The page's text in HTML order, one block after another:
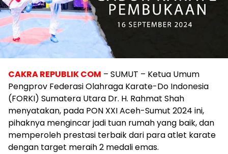
CAKRA REPUBLIK COM – SUMUT – Ketua Umum
Pengprov Federasi Olahraga Karate-Do Indonesia
(FORKI) Sumatera Utara Dr. H. Rahmat Shah
menyatakan, pada PON XXI Aceh-Sumut 2024 ini,
pihaknya mengincar jadi tuan rumah yang baik, dan
memperoleh prestasi terbaik dari para atlet karate
dengan target meraih 2 medali emas.